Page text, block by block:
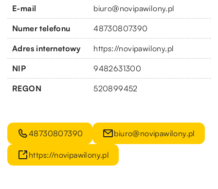
E-mail biuro@novipawilony.pl
Numer telefonu 48730807390
Adres internetowy https://novipawilony.pl
NIP 9482631300
REGON 520899452
48730807390 biuro@novipawilony.pl
https://novipawilony.pl